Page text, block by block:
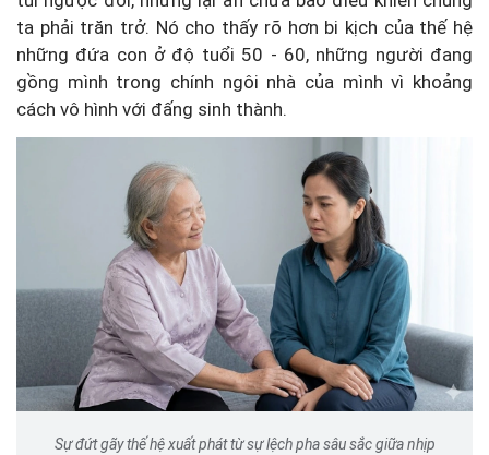
ta phải trăn trở. Nó cho thấy rõ hơn bi kịch của thế hệ
những đứa con ở độ tuổi 50 - 60, những người đang
gồng mình trong chính ngôi nhà của mình vì khoảng
cách vô hình với đấng sinh thành.
Sự đứt gãy thế hệ xuất phát từ sự lệch pha sâu sắc giữa nhịp